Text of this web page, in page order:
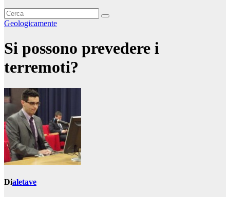
Geologicamente
Si possono prevedere i
terremoti?
Dialetave